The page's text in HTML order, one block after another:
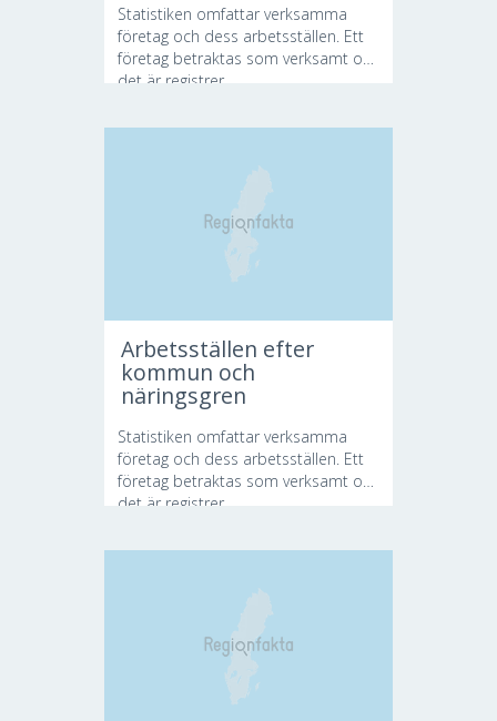
Statistiken omfattar verksamma
företag och dess arbetsställen. Ett
företag betraktas som verksamt om
det är registrer...
Arbetsställen efter
kommun och
näringsgren
Statistiken omfattar verksamma
företag och dess arbetsställen. Ett
företag betraktas som verksamt om
det är registrer...